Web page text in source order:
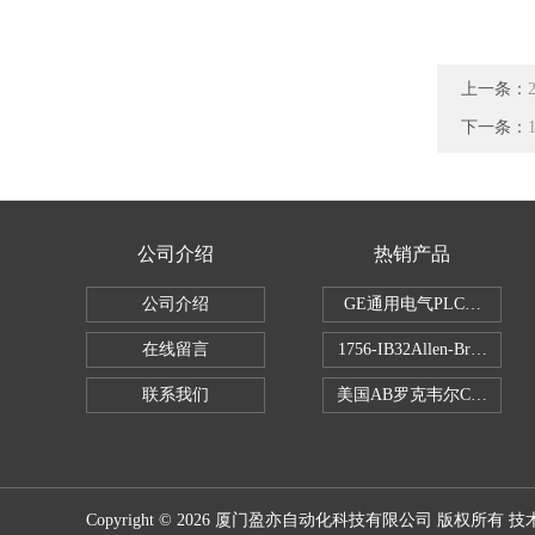
上一条：
下一条：
公司介绍
公司介绍
在线留言
联系我们
热销产品
GE通用电气PLC控制器
1756-IB32Allen-
美国AB罗克韦尔CPU处理器
Copyright © 2026 厦门盈亦自动化科技有限公司 版权所有 技